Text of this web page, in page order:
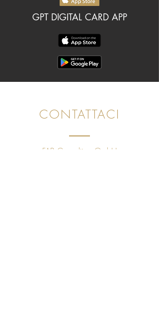
GPT DIGITAL CARD APP
CONTATTACI
FAB Consulting GmbH